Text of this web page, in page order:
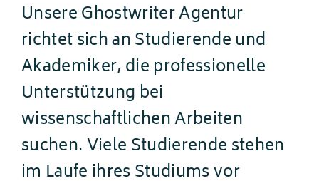
Unsere Ghostwriter Agentur
richtet sich an Studierende und
Akademiker, die professionelle
Unterstützung bei
wissenschaftlichen Arbeiten
suchen. Viele Studierende stehen
im Laufe ihres Studiums vor